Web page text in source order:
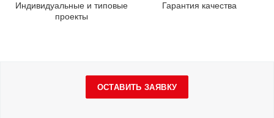
Индивидуальные и типовые
проекты
Гарантия качества
ОСТАВИТЬ ЗАЯВКУ